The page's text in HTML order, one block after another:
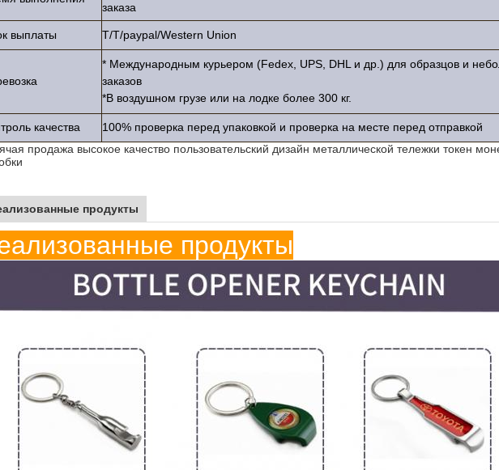
заказа
выплаты T/T/paypal/Western Union
* Международным курьером (Fedex, UPS, DHL и др.) для образцов и
заказов
*В воздушном грузе или на лодке более 300 кг.
качества
100% проверка перед упаковкой и проверка на месте перед отправкой
продажа высокое качество пользовательский дизайн металлической тележки токен
продукты
продукты